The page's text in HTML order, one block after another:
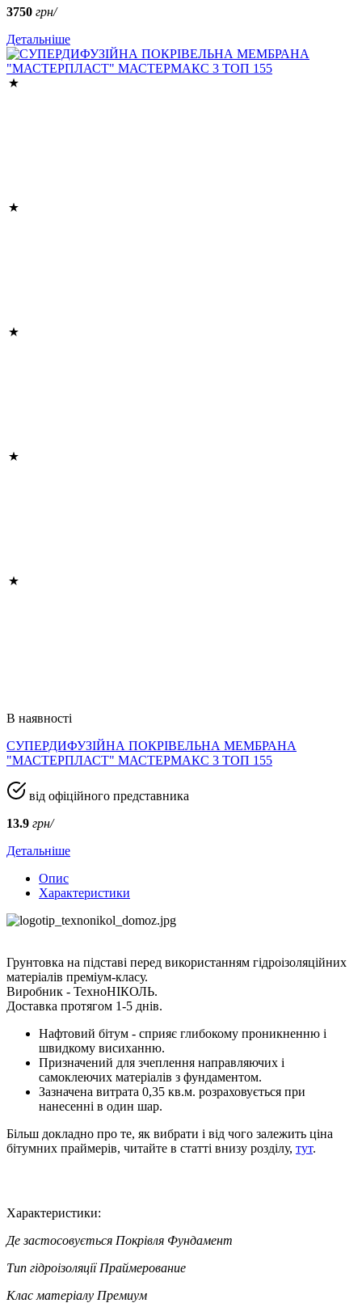
3750 грн/
Детальніше
В наявності
СУПЕРДИФУЗІЙНА ПОКРІВЕЛЬНА МЕМБРАНА
"МАСТЕРПЛАСТ" МАСТЕРМАКС 3 ТОП 155
від офіційного представника
13.9 грн/
Детальніше
Опис
Характеристики
Грунтовка на підставі перед використанням гідроізоляційних
матеріалів преміум-класу.
Виробник - ТехноНІКОЛЬ.
Доставка протягом 1-5 днів.
Нафтовий бітум - сприяє глибокому проникненню і
швидкому висиханню.
Призначений для зчеплення направляючих і
самоклеючих матеріалів з фундаментом.
Зазначена витрата 0,35 кв.м. розраховується при
нанесенні в один шар.
Більш докладно про те, як вибрати і від чого залежить ціна
бітумних праймерів, читайте в статті внизу розділу, тут.
Характеристики:
Де застосовується Покрівля Фундамент
Тип гідроізоляції Праймерование
Клас матеріалу Премиум